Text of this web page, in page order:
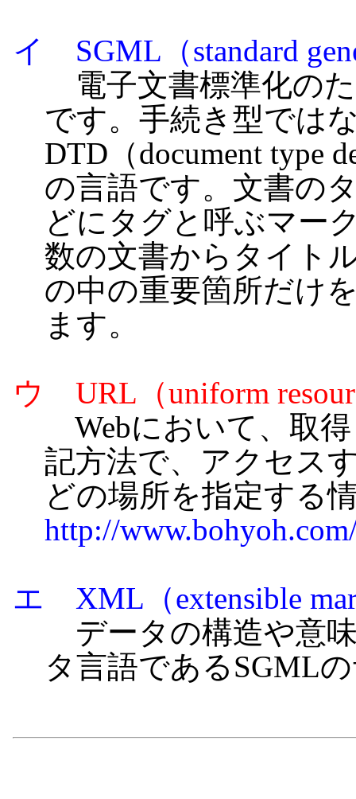
イ SGML（standard
電子文書標準化の
です。手続き型では
DTD（document type
の言語です。文書の
どにタグと呼ぶマー
数の文書からタイト
の中の重要箇所だけ
ます。
ウ URL（uniform
Webにおいて、取
記方法で、アクセス
どの場所を指定する
http://
エ XML（extensible
データの構造や意
タ言語であるSGML